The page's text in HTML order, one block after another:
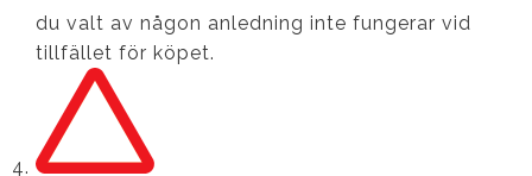
du valt av någon anledning inte fungerar vid
tillfället för köpet.